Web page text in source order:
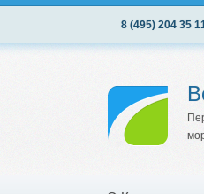
8 (495) 204 35